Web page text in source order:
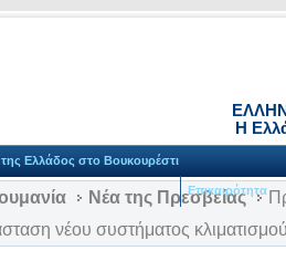
Η
Ελλάδος στο Βουκουρέστι
Επικαιρότητα
Νέα της Πρεσβείας
νέου συστήματος